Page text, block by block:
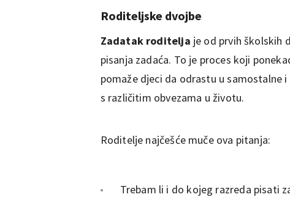
Roditeljske dvojbe
Zadatak roditelja je od prvih školskih
pisanja zadaća. To je proces koji
pomaže djeci da odrastu u samostalne
s različitim obvezama u životu.
Roditelje najčešće muče ova pitanja:
Trebam li i do kojeg razreda pisati